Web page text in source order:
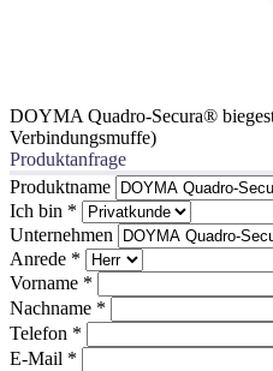
DOYMA Quadro-Secura®
Verbindungsmuffe)
Produktanfrage
Produktname
Ich bin *
Unternehmen
Anrede *
Vorname *
Nachname *
Telefon *
E-Mail *